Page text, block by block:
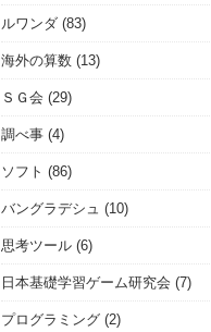
ルワンダ (83)
海外の算数 (13)
ＳＧ会 (29)
調べ事 (4)
ソフト (86)
バングラデシュ (10)
思考ツール (6)
日本基礎学習ゲーム研究会 (7)
プログラミング (2)